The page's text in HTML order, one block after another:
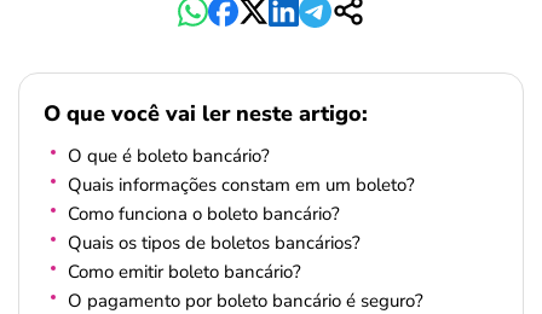
O que você vai ler neste artigo:
O que é boleto bancário?
Quais informações constam em um boleto?
Como funciona o boleto bancário?
Quais os tipos de boletos bancários?
Como emitir boleto bancário?
O pagamento por boleto bancário é seguro?